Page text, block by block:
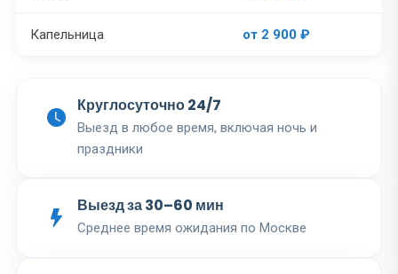
Капельница от 2 900 ₽
Круглосуточно 24/7
Выезд в любое время, включая ночь и
праздники
Выезд за 30–60 мин
Среднее время ожидания по Москве